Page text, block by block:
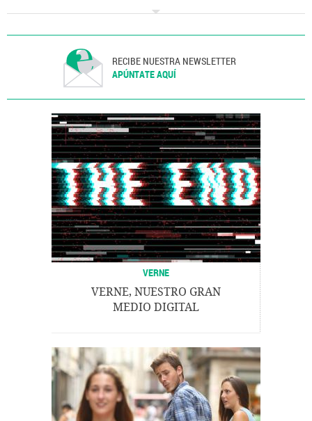
RECIBE NUESTRA NEWSLETTER
APÚNTATE AQUÍ
VERNE
VERNE, NUESTRO GRAN
MEDIO DIGITAL